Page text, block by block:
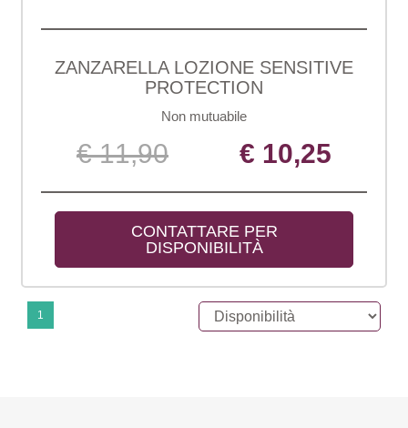
ZANZARELLA LOZIONE SENSITIVE
PROTECTION
Non mutuabile
€ 11,90 € 10,25
CONTATTARE PER
DISPONIBILITÀ
1